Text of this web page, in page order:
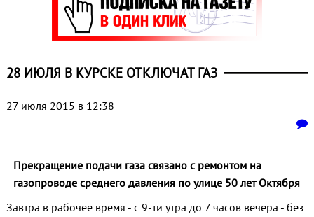
28 ИЮЛЯ В КУРСКЕ ОТКЛЮЧАТ ГАЗ
27 июля 2015 в 12:38
Прекращение подачи газа связано с ремонтом на
газопроводе среднего давления по улице 50 лет Октября
Завтра в рабочее время - с 9-ти утра до 7 часов вечера - без